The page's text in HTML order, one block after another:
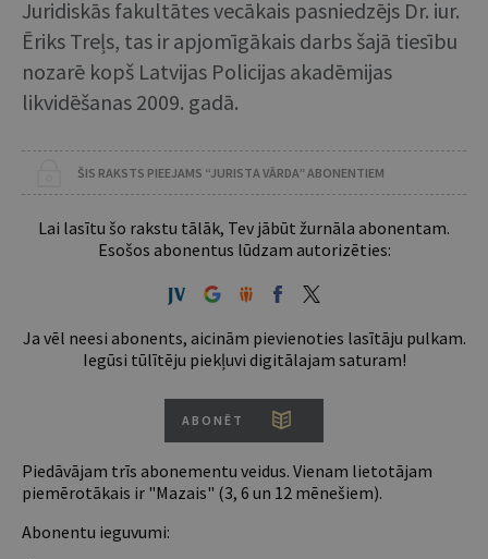
Juridiskās fakultātes vecākais pasniedzējs Dr. iur.
Ēriks Treļs, tas ir apjomīgākais darbs šajā tiesību
nozarē kopš Latvijas Policijas akadēmijas
likvidēšanas 2009. gadā.
ŠIS RAKSTS PIEEJAMS “JURISTA VĀRDA” ABONENTIEM
Lai lasītu šo rakstu tālāk, Tev jābūt žurnāla abonentam.
Esošos abonentus lūdzam autorizēties:
Ja vēl neesi abonents, aicinām pievienoties lasītāju pulkam.
Iegūsi tūlītēju piekļuvi digitālajam saturam!
ABONĒT
Piedāvājam trīs abonementu veidus. Vienam lietotājam
piemērotākais ir "Mazais" (3, 6 un 12 mēnešiem).
Abonentu ieguvumi: